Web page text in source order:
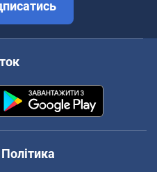
Політика